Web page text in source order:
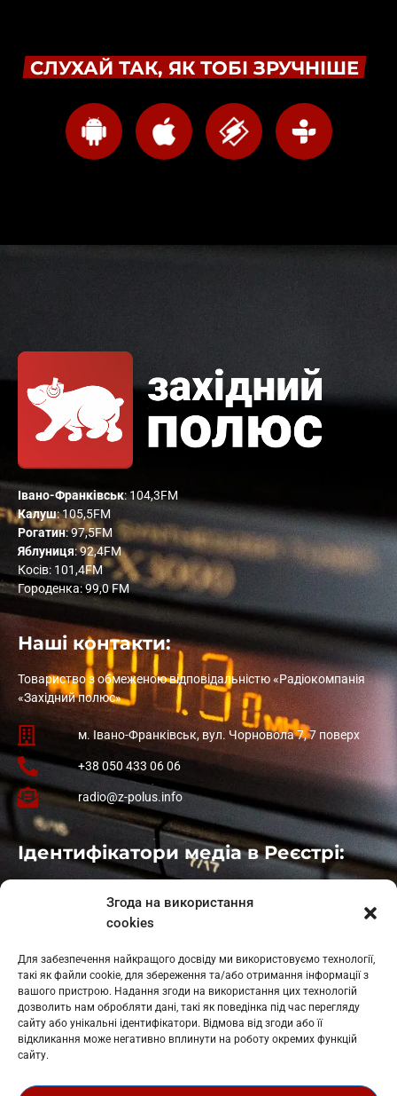
Згода на використання
cookies
Для забезпечення найкращого досвіду ми використовуємо технології,
такі як файли cookie, для збереження та/або отримання інформації з
вашого пристрою. Надання згоди на використання цих технологій
дозволить нам обробляти дані, такі як поведінка під час перегляду
сайту або унікальні ідентифікатори. Відмова від згоди або її
відкликання може негативно вплинути на роботу окремих функцій
сайту.
СЛУХАЙ ТАК, ЯК ТОБІ ЗРУЧНІШЕ
Івано-Франківськ: 104,3FM
Калуш: 105,5FM
Рогатин: 97,5FM
Яблуниця: 92,4FM
Косів: 101,4FM
Городенка: 99,0 FM
Наші контакти:
Товариство з обмеженою відповідальністю «Радіокомпанія
«Західний полюс»
м. Івано-Франківськ, вул. Чорновола 7, 7 поверх
+38 050 433 06 06
radio@z-polus.info
Ідентифікатори медіа в Реєстрі:
: L11-01410
: L11-01801
Косів: L11-01805
Гарасимів: L11-02274